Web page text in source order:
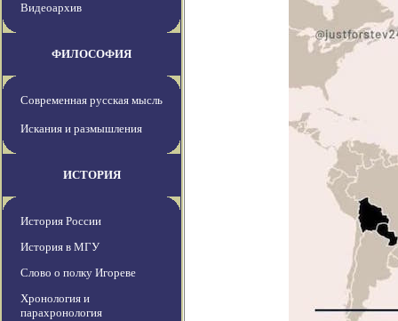
Видеоархив
ФИЛОСОФИЯ
Современная русская мысль
Искания и размышления
ИСТОРИЯ
История России
История в МГУ
Слово о полку Игореве
Хронология и
парахронология